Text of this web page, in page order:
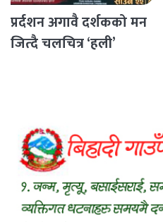
प्रर्दशन अगावै दर्शकको मन
जित्दै चलचित्र ‘हली’